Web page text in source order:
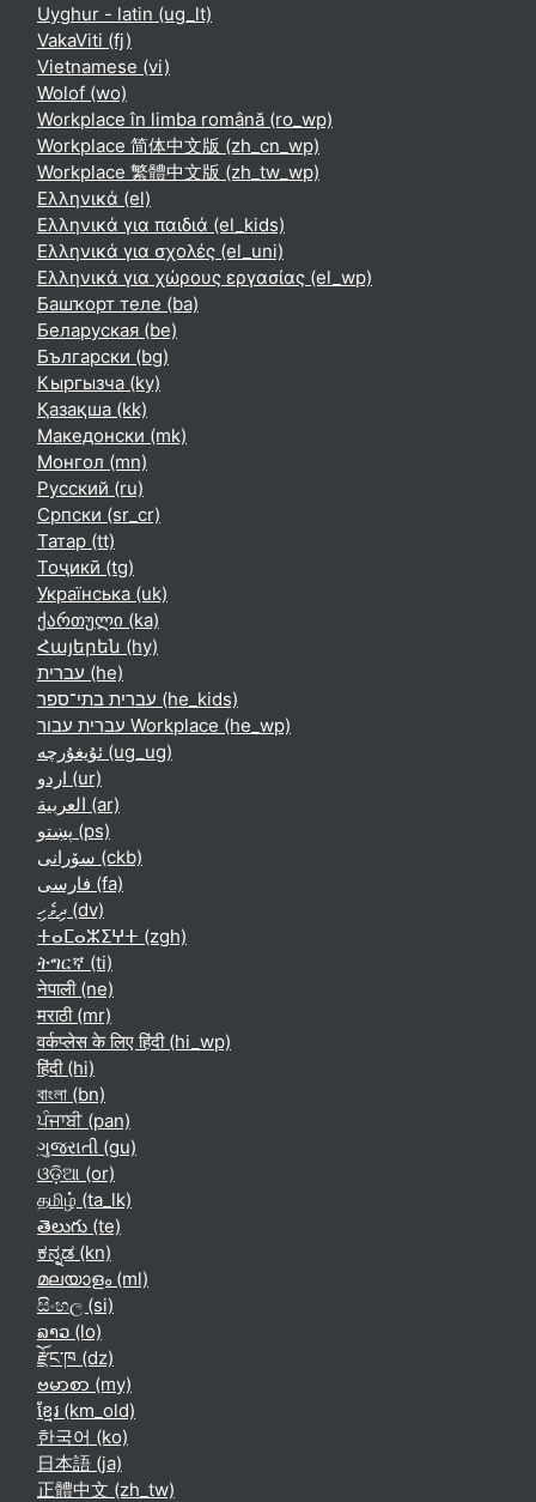
Uyghur - latin ‎(ug_lt)‎
VakaViti ‎(fj)‎
Vietnamese ‎(vi)‎
Wolof ‎(wo)‎
Workplace în limba română ‎(ro_wp)‎
Workplace 简体中文版 ‎(zh_cn_wp)‎
Workplace 繁體中文版 ‎(zh_tw_wp)‎
Ελληνικά ‎(el)‎
Ελληνικά για παιδιά ‎(el_kids)‎
Ελληνικά για σχολές ‎(el_uni)‎
Ελληνικά για χώρους εργασίας ‎(el_wp)‎
Башҡорт теле ‎(ba)‎
Беларуская ‎(be)‎
Български ‎(bg)‎
Кыргызча ‎(ky)‎
Қазақша ‎(kk)‎
Македонски ‎(mk)‎
Монгол ‎(mn)‎
Русский ‎(ru)‎
Српски ‎(sr_cr)‎
Татар ‎(tt)‎
Тоҷикӣ ‎(tg)‎
Українська ‎(uk)‎
ქართული ‎(ka)‎
Հայերեն ‎(hy)‎
עברית ‎(he)‎
עברית בתי־ספר ‎(he_kids)‎
עברית עבור Workplace ‎(he_wp)‎
ئۇيغۇرچە ‎(ug_ug)‎
اردو ‎(ur)‎
العربية ‎(ar)‎
پښتو ‎(ps)‎
سۆرانی ‎(ckb)‎
فارسی ‎(fa)‎
ދިވެހި ‎(dv)‎
ⵜⴰⵎⴰⵣⵉⵖⵜ ‎(zgh)‎
ትግርኛ ‎(ti)‎
नेपाली ‎(ne)‎
मराठी ‎(mr)‎
वर्कप्लेस के लिए हिंदी ‎(hi_wp)‎
हिंदी ‎(hi)‎
বাংলা ‎(bn)‎
ਪੰਜਾਬੀ ‎(pan)‎
ગુજરાતી ‎(gu)‎
ଓଡ଼ିଆ ‎(or)‎
தமிழ் ‎(ta_lk)‎
తెలుగు ‎(te)‎
ಕನ್ನಡ ‎(kn)‎
മലയാളം ‎(ml)‎
සිංහල ‎(si)‎
ລາວ ‎(lo)‎
རྫོང་ཁ ‎(dz)‎
ဗမာစာ ‎(my)‎
ខ្មែរ ‎(km_old)‎
한국어 ‎(ko)‎
日本語 ‎(ja)‎
正體中文 ‎(zh_tw)‎